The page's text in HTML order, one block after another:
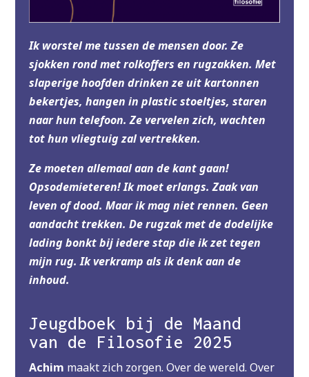
Ik worstel me tussen de mensen door. Ze
sjokken rond met rolkoffers en rugzakken. Met
slaperige hoofden drinken ze uit kartonnen
bekertjes, hangen in plastic stoeltjes, staren
naar hun telefoon. Ze vervelen zich, wachten
tot hun vliegtuig zal vertrekken.
Ze moeten allemaal aan de kant gaan!
Opsodemieteren! Ik moet erlangs. Zaak van
leven of dood. Maar ik mag niet rennen. Geen
aandacht trekken. De rugzak met de dodelijke
lading bonkt bij iedere stap die ik zet tegen
mijn rug. Ik verkramp als ik denk aan de
inhoud.
Jeugdboek bij de Maand
van de Filosofie 2025
Achim maakt zich zorgen. Over de wereld. Over